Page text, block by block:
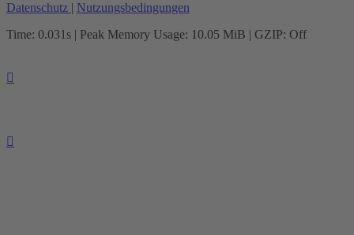
Datenschutz | Nutzungsbedingungen
Time: 0.031s | Peak Memory Usage: 10.05 MiB | GZIP: Off